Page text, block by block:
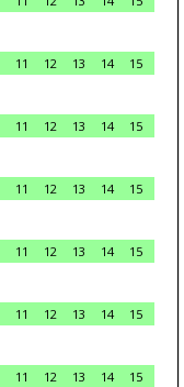
11 12 13 14
15
11 12 13 14
15
11 12 13 14
15
11 12 13 14
15
11 12 13 14
15
11 12 13 14 15